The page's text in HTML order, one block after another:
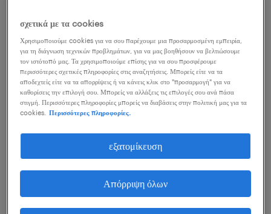
θέσεις sales promoter
1
ο μέσος μισθός ενός sales
σχετικά με τα cookies
Χρησιμοποιούμε cookies για να σου παρέχουμε μια προσαρμοσμένη εμπειρία,
για τη διάγνωση τεχνικών προβλημάτων, για να μας βοηθήσουν να βελτιώσουμε
τον ιστότοπό μας. Τα χρησιμοποιούμε επίσης για να σου προσφέρουμε
περισσότερες σχετικές πληροφορίες στις αναζητήσεις. Μπορείς είτε να τα
αποδεχτείς είτε να τα απορρίψεις ή να κάνεις κλικ στο "προσαρμογή" για να
καθορίσεις την επιλογή σου. Μπορείς να αλλάξεις τις επιλογές σου ανά πάσα
στιγμή. Περισσότερες πληροφορίες μπορείς να διαβάσεις στην πολιτική μας για τα
cookies.
Περισσότερες πληροφορίες.
εξατομίκευση
Απόρριψη όλων